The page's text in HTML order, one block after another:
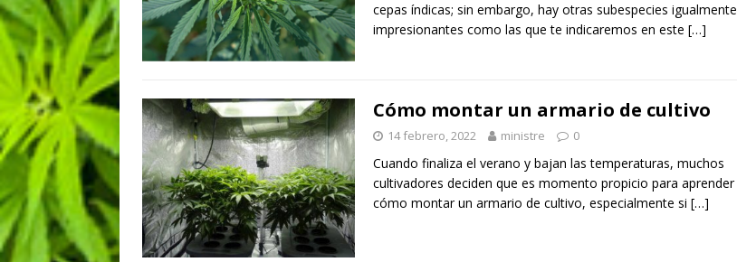
cepas índicas; sin embargo, hay otras subespecies igualmente
impresionantes como las que te indicaremos en este […]
Cómo montar un armario de cultivo
14 febrero, 2022 ministre 0
Cuando finaliza el verano y bajan las temperaturas, muchos
cultivadores deciden que es momento propicio para aprender
cómo montar un armario de cultivo, especialmente si […]